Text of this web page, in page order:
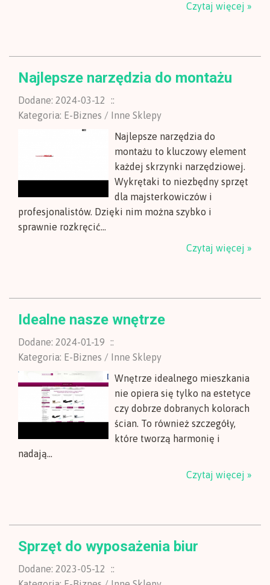
Czytaj więcej »
Najlepsze narzędzia do montażu
Dodane: 2024-03-12
::
Kategoria: E-Biznes / Inne Sklepy
Najlepsze narzędzia do
montażu to kluczowy element
każdej skrzynki narzędziowej.
Wykrętaki to niezbędny sprzęt
dla majsterkowiczów i
profesjonalistów. Dzięki nim można szybko i
sprawnie rozkręcić...
Czytaj więcej »
Idealne nasze wnętrze
Dodane: 2024-01-19 ::
Kategoria: E-Biznes / Inne Sklepy
Wnętrze idealnego mieszkania
nie opiera się tylko na estetyce
czy dobrze dobranych kolorach
ścian. To również szczegóły,
które tworzą harmonię i
nadają...
Czytaj więcej »
Sprzęt do wyposażenia biur
Dodane: 2023-05-12
::